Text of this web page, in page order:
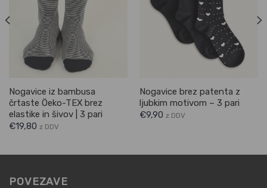
Nogavice iz bambusa
črtaste Öeko-TEX brez
elastike in šivov | 3 pari
€19,80 z DDV
Nogavice brez patenta z
ljubkim motivom – 3 pari
€9,90 z DDV
POVEZAVE